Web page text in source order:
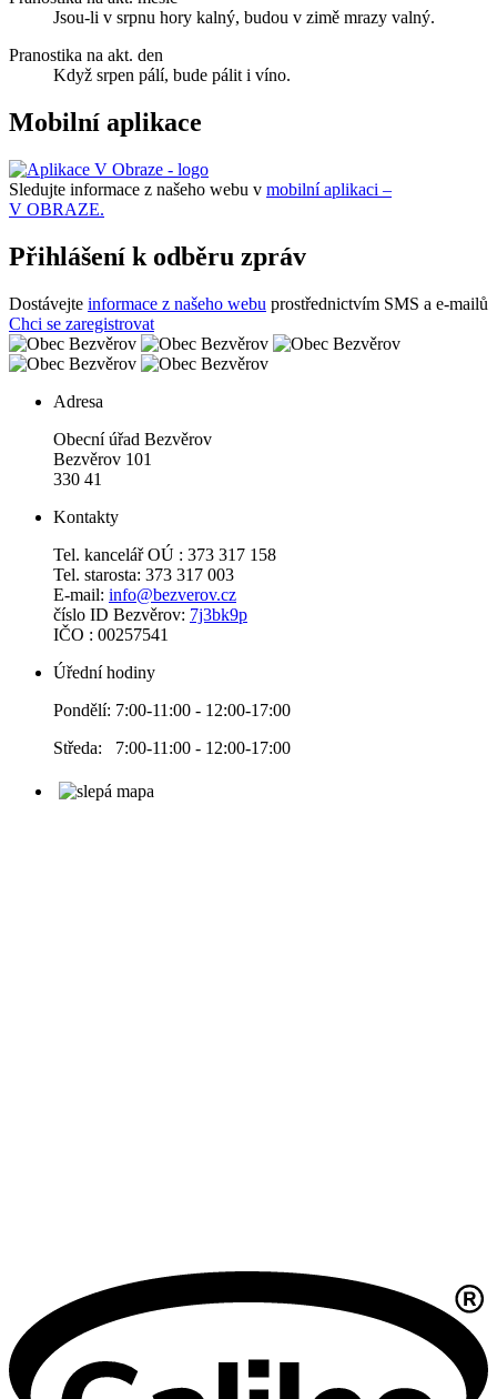
Jsou-li v srpnu hory kalný, budou v zimě mrazy valný.
Pranostika na akt. den
Když srpen pálí, bude pálit i víno.
Mobilní aplikace
Sledujte informace z našeho webu v mobilní aplikaci –
V OBRAZE.
Přihlášení k odběru zpráv
Dostávejte informace z našeho webu prostřednictvím SMS a e-mailů
Chci se zaregistrovat
Adresa
Obecní úřad Bezvěrov
Bezvěrov 101
330 41
Kontakty
Tel. kancelář OÚ : 373 317 158
Tel. starosta: 373 317 003
E-mail: info@bezverov.cz
číslo ID Bezvěrov: 7j3bk9p
IČO : 00257541
Úřední hodiny
Pondělí: 7:00-11:00 - 12:00-17:00
Středa: 7:00-11:00 - 12:00-17:00